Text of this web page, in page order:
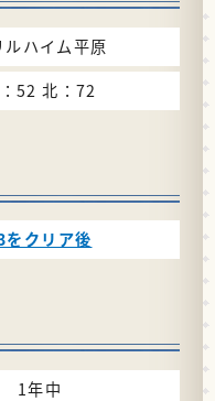
ルハイム平原
52 北：72
をクリア後
1年中